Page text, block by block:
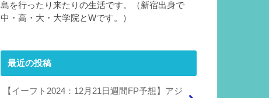
島を行ったり来たりの生活です。（新宿出身で
中・高・大・大学院とWです。）
最近の投稿
【イーフト2024：12月21日週間FP予想】アジ